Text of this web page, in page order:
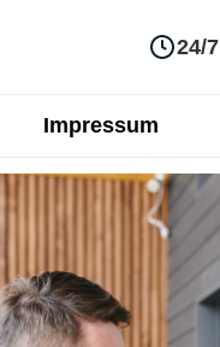
24/7
Impressum